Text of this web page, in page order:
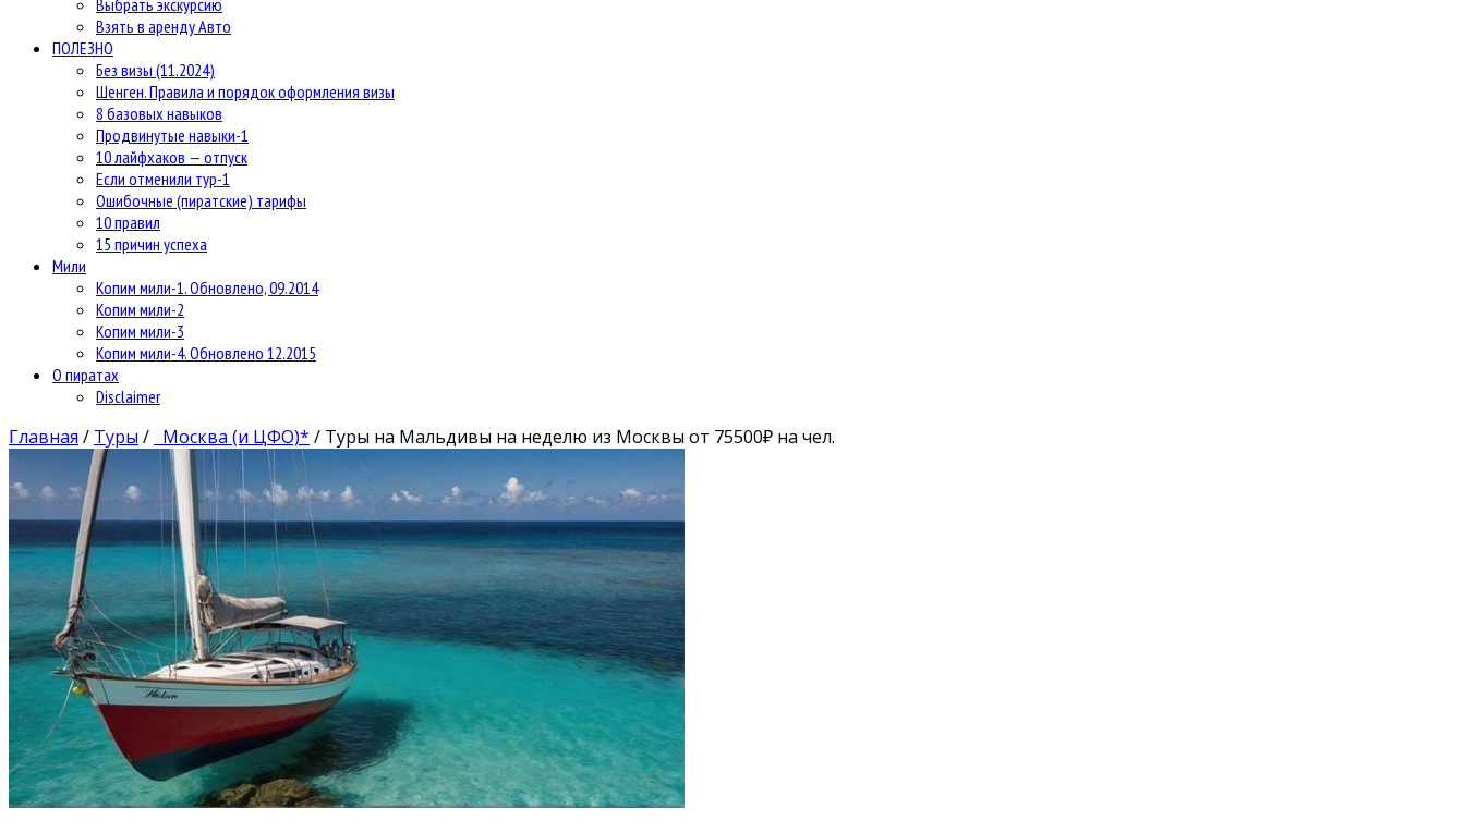
Взять в аренду Авто
ПОЛЕЗНО
Без визы (11.2024)
Шенген. Правила и порядок оформления визы
8 базовых навыков
Продвинутые навыки-1
10 лайфхаков — отпуск
Если отменили тур-1
Ошибочные (пиратские) тарифы
10 правил
15 причин успеха
Мили
Копим мили-1. Обновлено, 09.2014
Копим мили-2
Копим мили-3
Копим мили-4. Обновлено 12.2015
О пиратах
Disclaimer
Главная / Туры / Москва (и ЦФО)* / Туры на Мальдивы на неделю из Москвы от 75500₽ на чел.